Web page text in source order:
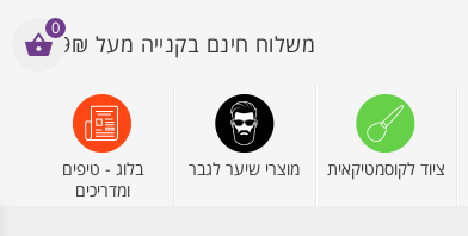
משלוח חינם בקנייה מעל 199₪
ציוד לקוסמטיקאית מוצרי שיער לגבר
בלוג - טיפים
ומדריכים
0